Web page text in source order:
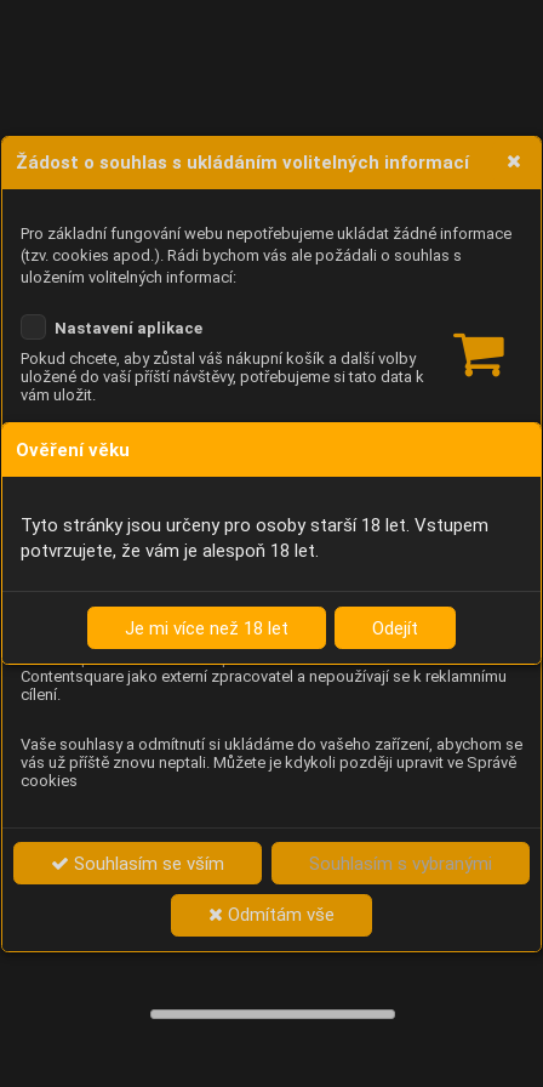
Žádost o souhlas s ukládáním volitelných informací
Pro základní fungování webu nepotřebujeme ukládat žádné informace
(tzv. cookies apod.). Rádi bychom vás ale požádali o souhlas s
uložením volitelných informací:
Nastavení aplikace
Pokud chcete, aby zůstal váš nákupní košík a další volby
uložené do vaší příští návštěvy, potřebujeme si tato data k
vám uložit.
Anonymní unikátní ID
Díky němu příště poznáme, že se jedná o stejné zařízení, a
Identifikátor je zcela anonymní.
Analýza chování návštěvníků na webu (pohyb kurzoru,
kliknutí, procházení stránek a heatmapy), která
provozovateli e-shopu Betelné škopek pomáhá zlepšovat
Contentsquare jako externí zpracovatel a nepoužívají se k reklamnímu
cílení.
Vaše souhlasy a odmítnutí si ukládáme do vašeho zařízení, abychom se
vás už příště znovu neptali. Můžete je kdykoli později upravit ve Správě
cookies
Souhlasím se vším Souhlasím s vybranými
Odmítám vše
Ověření věku
Tyto stránky jsou určeny pro osoby starší 18 let. Vstupem
potvrzujete, že vám je alespoň 18 let.
Je mi více než 18 let Odejít